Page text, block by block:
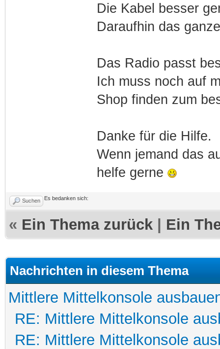
Die Kabel besser
Daraufhin das
Das Radio passt
Ich muss noch auf
Shop finden zum
Danke für die Hilfe.
Wenn jemand das
helfe gerne
Suchen Es bedanken sich:
« Ein Thema zurück Ein
Nachrichten in diesem Thema
Mittlere Mittelkonsole
RE: Mittlere Mittelkonsole
RE: Mittlere Mittelkonsole